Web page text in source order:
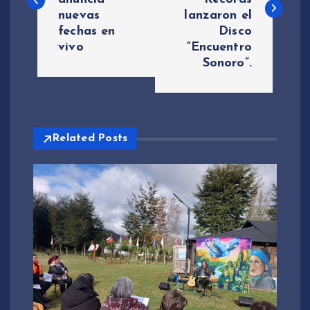
v
g
c
ó
n
d
nuevas
fechas en
vivo
lanzaron el
Disco
“Encuentro
Sonoro”.
Related Posts